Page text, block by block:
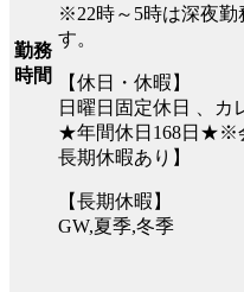
勤務
時間
※22時～5時は深夜勤
す。
【休日・休暇】
日曜日固定休日 、カ
★年間休日168日★※
長期休暇あり】
【長期休暇】
GW,夏季,冬季